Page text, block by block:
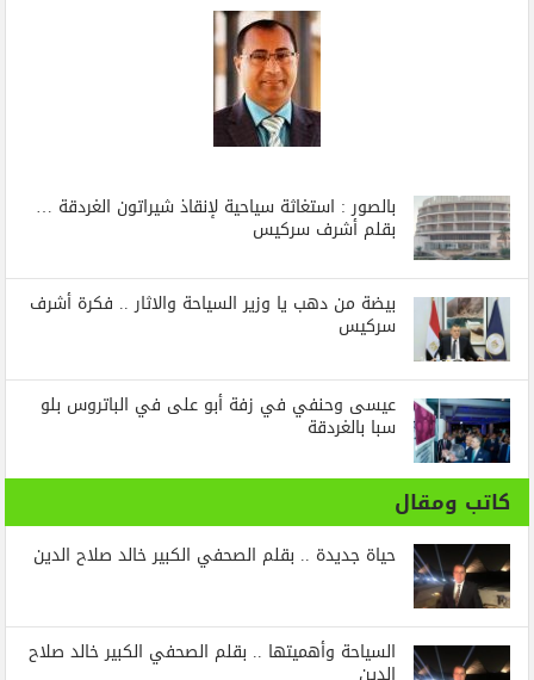
بالصور : استغاثة سياحية لإنقاذ شيراتون الغردقة …
بقلم أشرف سركيس
بيضة من دهب يا وزير السياحة والاثار .. فكرة أشرف
سركيس
عيسى وحنفي في زفة أبو على في الباتروس بلو
سبا بالغردقة
كاتب ومقال
حياة جديدة .. بقلم الصحفي الكبير خالد صلاح الدين
السياحة وأهميتها .. بقلم الصحفي الكبير خالد صلاح